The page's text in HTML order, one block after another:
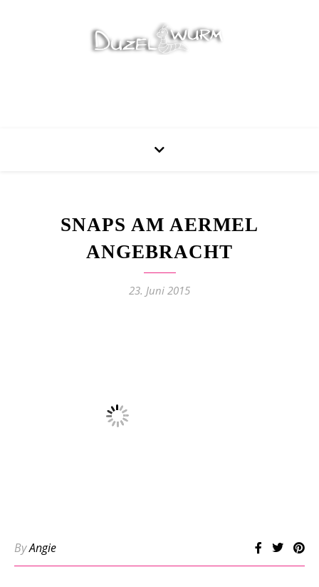
SNAPS AM AERMEL
ANGEBRACHT
23. Juni 2015
ByAngie